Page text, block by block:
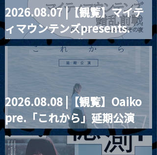
2023.10.01 |【観覧】月見
ル19th ANNIVERSARY
SPECIAL 『Reggae
TONIGHT!!!』
2026.08.07 |【観覧】マイテ
ィマウンテンズpresents.
“HALL-IN-ONE”
2026.08.08 |【観覧】Oaiko
pre.「これから」延期公演
Blurred City Lights × 17歳
とベルリンの壁